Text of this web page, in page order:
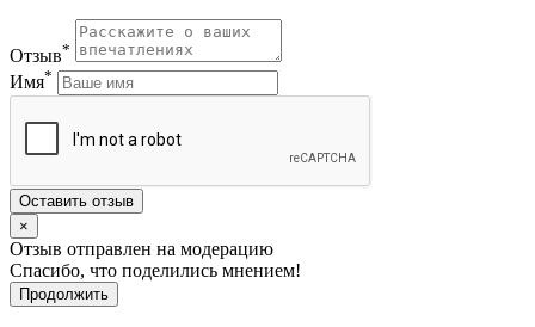
Отзыв*
Имя*
Оставить отзыв
×
Отзыв отправлен на модерацию
Спасибо, что поделились мнением!
Продолжить